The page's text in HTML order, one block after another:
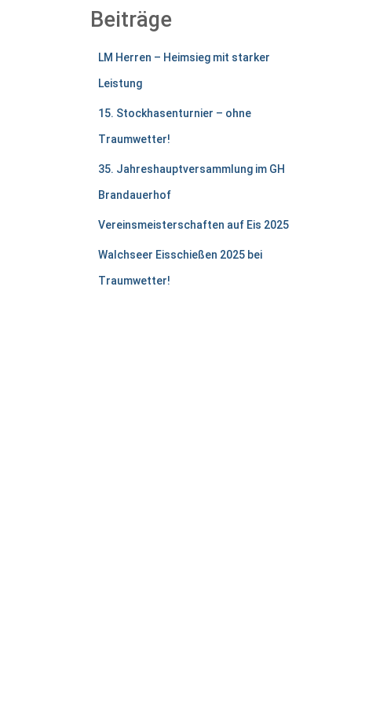
Beiträge
LM Herren – Heimsieg mit starker
Leistung
15. Stockhasenturnier – ohne
Traumwetter!
35. Jahreshauptversammlung im GH
Brandauerhof
Vereinsmeisterschaften auf Eis 2025
Walchseer Eisschießen 2025 bei
Traumwetter!